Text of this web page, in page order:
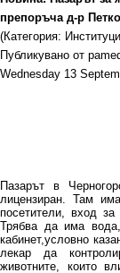
препоръча д-р
(Категория:
Публикувано от
Wednesday 13
Пазарът в
лицензиран. Там
посетители, вход
Трябва да има
кабинет,условно
лекар да
животните, които